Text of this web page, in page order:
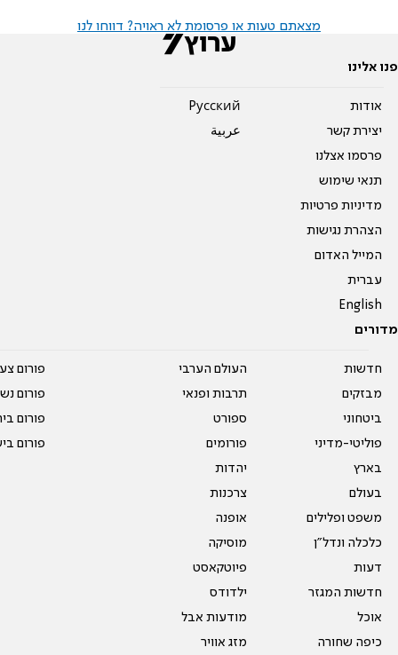
מצאתם טעות או פרסומת לא ראויה? דווחו לנו
פנו אלינו
אודות
יצירת קשר
פרסמו אצלנו
תנאי שימוש
מדיניות פרטיות
הצהרת נגישות
המייל האדום
עברית
English
Pусский
عربية
מדורים
חדשות
מבזקים
ביטחוני
פוליטי-מדיני
בארץ
בעולם
משפט ופלילים
כלכלה ונדל"ן
דעות
חדשות המגזר
אוכל
כיפה שחורה
העולם הערבי
תרבות ופנאי
ספורט
פורומים
יהדות
צרכנות
אופנה
מוסיקה
פיוטקאסט
ילדודס
מודעות אבל
מזג אוויר
פורום
פורום
פורום
פורום